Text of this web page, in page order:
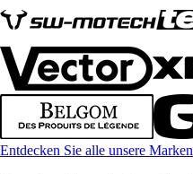
Entdecken Sie alle unsere Marken